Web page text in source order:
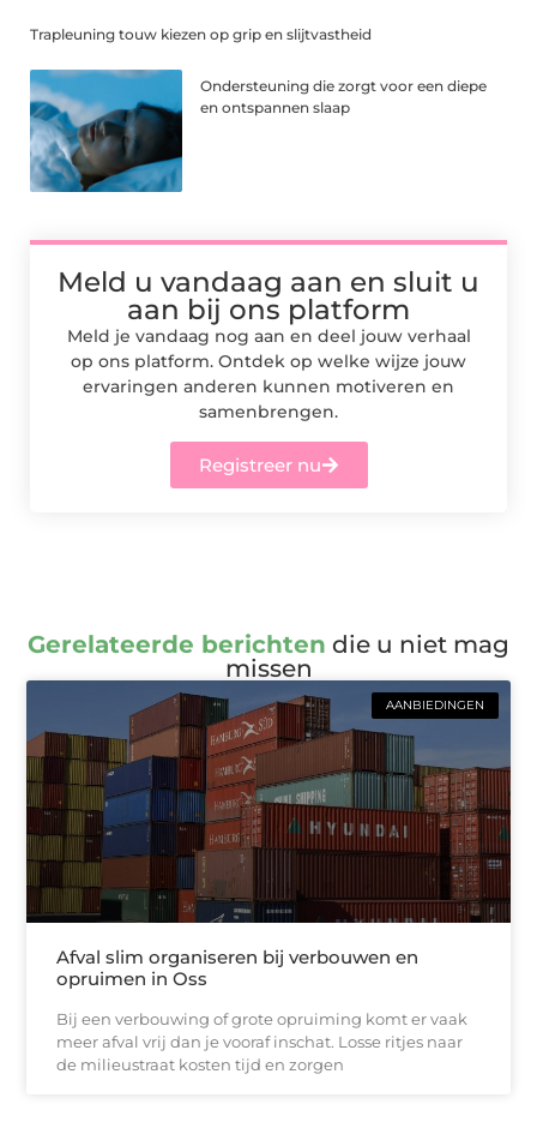
Trapleuning touw kiezen op grip en slijtvastheid
Ondersteuning die zorgt voor een diepe
en ontspannen slaap
Meld u vandaag aan en sluit u
aan bij ons platform
Meld je vandaag nog aan en deel jouw verhaal
op ons platform. Ontdek op welke wijze jouw
ervaringen anderen kunnen motiveren en
samenbrengen.
Registreer nu
Gerelateerde berichten die u niet mag
missen
AANBIEDINGEN
Afval slim organiseren bij verbouwen en
opruimen in Oss
Bij een verbouwing of grote opruiming komt er vaak
meer afval vrij dan je vooraf inschat. Losse ritjes naar
de milieustraat kosten tijd en zorgen